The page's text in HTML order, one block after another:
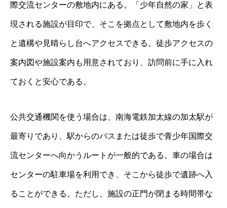
際交流センターの敷地内にある。「少年自然の家」と表
現される施設が目印で、そこを拠点として敷地内を歩く
と遺構や見晴らし台へアクセスできる。徒歩アクセスの
案内図や施設案内も用意されており、訪問前に手に入れ
ておくと安心である。
公共交通機関を使う場合は、南海電鉄加太線の加太駅が
最寄りであり、駅からのバスまたは徒歩で青少年国際交
流センターへ向かうルートが一般的である。車の場合は
センターの駐車場を利用でき、そこから徒歩で遺跡へ入
ることができる。ただし、施設の正門が閉まる時間帯な